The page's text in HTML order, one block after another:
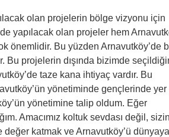
olan projelerin bölge vizyonu için
yapılacak olan projeler hem
önemlidir. Bu yüzden Arnavutköy’de
Bu projelerin dışında bizimde
taze kana ihtiyaç vardır. Bu
yönetiminde gençlerinde yer
yönetimine talip oldum. Eğer
Amacımız koltuk sevdası değil,
değer katmak ve Arnavutköy’ü dünyaya